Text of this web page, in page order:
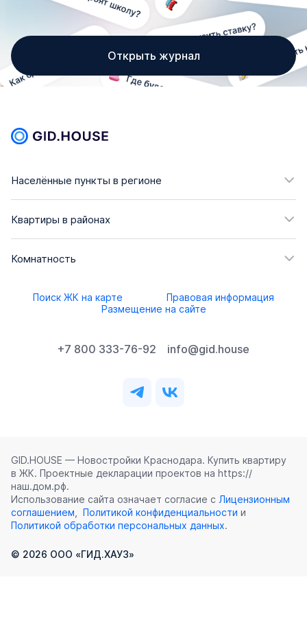
Открыть журнал
Населённые пункты в регионе
Квартиры в районах
Комнатность
Поиск ЖК на карте
Правовая информация
Размещение на сайте
+7 800 333-76-92 info@gid.house
GID.HOUSE — Новостройки Краснодара. Купить квартиру
в ЖК. Проектные декларации проектов на https://
наш.дом.рф.
Использование сайта означает согласие с Лицензионным
соглашением, Политикой конфиденциальности и
Политикой обработки персональных данных.
© 2026 ООО «ГИД.ХАУЗ»